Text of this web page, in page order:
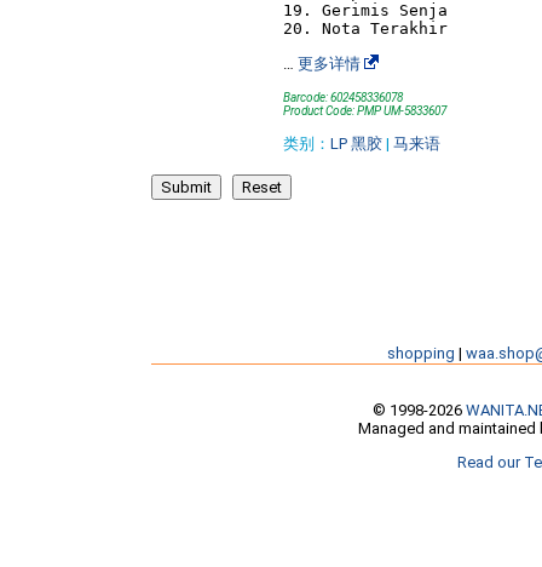
19. Gerimis Senja
… 更多详情
Barcode: 602458336078
Product Code: PMP UM-5833607
类别： LP 黑胶 | 马来语
shopping |
© 1998-2026
Managed and maintained
Read our